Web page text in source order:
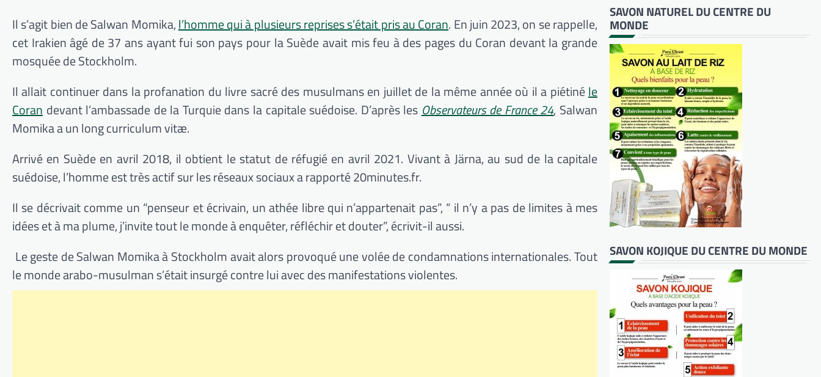
Il s’agit bien de Salwan Momika,l’homme qui à plusieurs reprises s’était pris au Coran. En juin 2023, on se rappelle,
cet Irakien âgé de 37 ans ayant fui son pays pour la Suède avait mis feu à des pages du Coran devant la grande
mosquée de Stockholm.
Il allait continuer dans la profanation du livre sacré des musulmans en juillet de la même année où il a piétinéle
Coran devant l’ambassade de la Turquie dans la capitale suédoise. D’après les Observateurs de France 24, Salwan
Momika a un long curriculum vitæ.
Arrivé en Suède en avril 2018, il obtient le statut de réfugié en avril 2021. Vivant à Järna, au sud de la capitale
suédoise, l’homme est très actif sur les réseaux sociaux a rapporté 20minutes.fr.
Il se décrivait comme un “penseur et écrivain, un athée libre qui n’appartenait pas”, “ il n’y a pas de limites à mes
idées et à ma plume, j’invite tout le monde à enquêter, réfléchir et douter”, écrivit-il aussi.
Le geste de Salwan Momika à Stockholm avait alors provoqué une volée de condamnations internationales. Tout
le monde arabo-musulman s’était insurgé contre lui avec des manifestations violentes.
SAVON NATUREL DU CENTRE DU
MONDE
SAVON KOJIQUE DU CENTRE DU MONDE